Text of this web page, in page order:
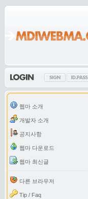
웹마 소개
개발자 소개
공지사항
웹마 다운로드
웹마 최신글
다른 브라우저
Tip / Faq